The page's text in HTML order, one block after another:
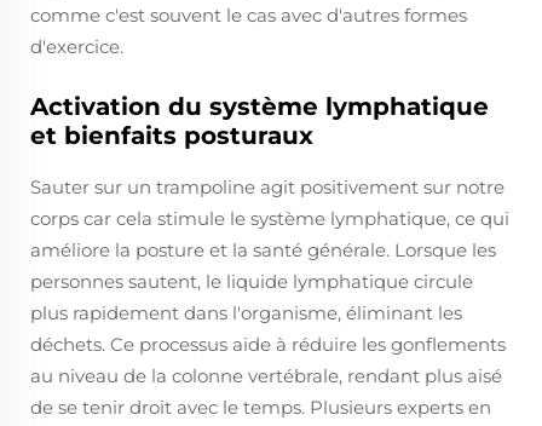
comme c'est souvent le cas avec d'autres formes
d'exercice.
Activation du système lymphatique
et bienfaits posturaux
Sauter sur un trampoline agit positivement sur notre
corps car cela stimule le système lymphatique, ce qui
améliore la posture et la santé générale. Lorsque les
personnes sautent, le liquide lymphatique circule
plus rapidement dans l'organisme, éliminant les
déchets. Ce processus aide à réduire les gonflements
au niveau de la colonne vertébrale, rendant plus aisé
de se tenir droit avec le temps. Plusieurs experts en